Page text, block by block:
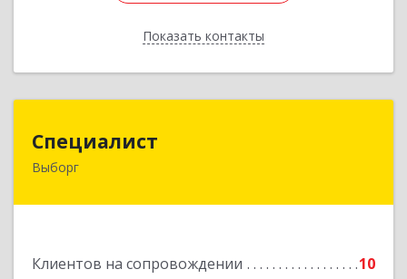
Показать контакты
Назад
Специалист
Выборг
Клиентов на сопровождении 10
188800, Ленинградская обл, Выборгский р-н,